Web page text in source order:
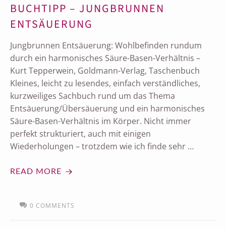
BUCHTIPP – JUNGBRUNNEN
ENTSÄUERUNG
Jungbrunnen Entsäuerung: Wohlbefinden rundum
durch ein harmonisches Säure-Basen-Verhältnis –
Kurt Tepperwein, Goldmann-Verlag, Taschenbuch
Kleines, leicht zu lesendes, einfach verständliches,
kurzweiliges Sachbuch rund um das Thema
Entsäuerung/Übersäuerung und ein harmonisches
Säure-Basen-Verhältnis im Körper. Nicht immer
perfekt strukturiert, auch mit einigen
Wiederholungen – trotzdem wie ich finde sehr …
READ MORE
0 COMMENTS